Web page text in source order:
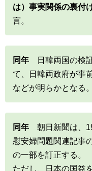
は）事実関係の裏付
言。
同年 日韓両国の検
て、日韓両政府が事
などが明らかとなる。
同年 朝日新聞は、
慰安婦問題関連記事
の一部を訂正する。
ただし、日本の国益